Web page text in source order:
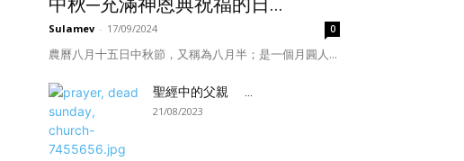
中秋─充滿神恩典祝福的日...
Sulamev - 17/09/2024 0
農曆八月十五日中秋節，又稱為八月半；是一個月圓人...
聖經中的父親 ...
21/08/2023